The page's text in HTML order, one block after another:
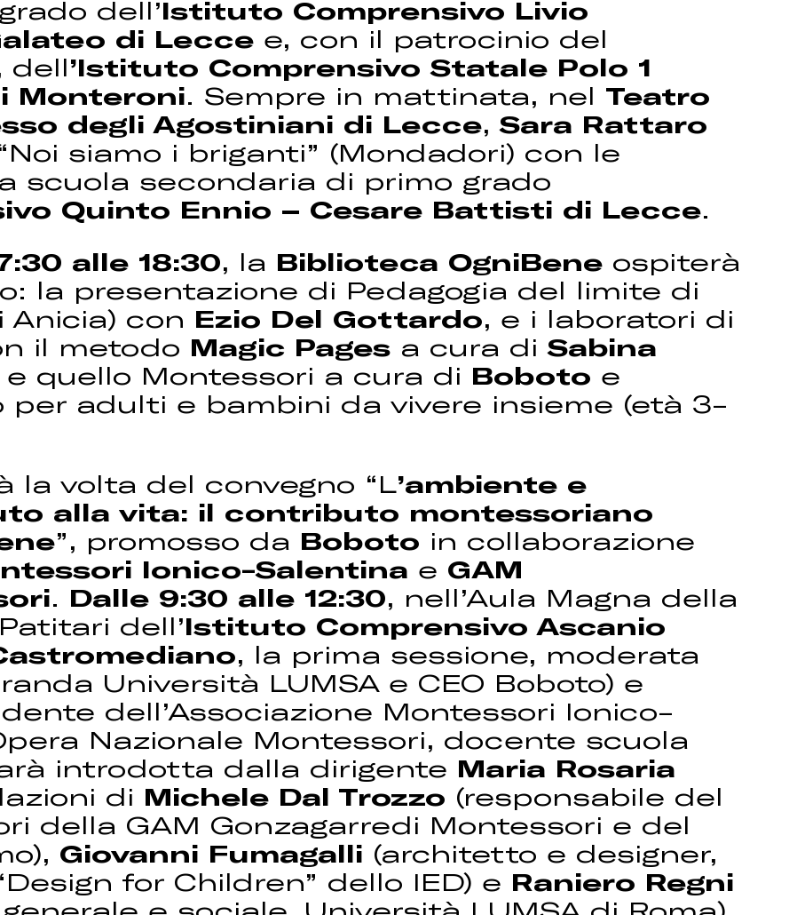
dell’Istituto Comprensivo Livio
di Lecce e, con il patrocinio del
dell’Istituto Comprensivo Statale Polo 1
Monteroni. Sempre in mattinata, nel Teatro
degli Agostiniani di Lecce,Sara Rattaro
siamo i briganti” (Mondadori) con le
scuola secondaria di primo grado
Quinto Ennio – Cesare Battisti di Lecce.
alle 18:30, la Biblioteca OgniBene ospiterà
la presentazione di Pedagogia del limite di
Anicia) con Ezio Del Gottardo, e i laboratori di
il metodo Magic Pages a cura diSabina
quello Montessori a cura di Boboto e
per adulti e bambini da vivere insieme (età 3-
la volta del convegno “L’ambiente e
alla vita: il contributo montessoriano
”, promosso da Boboto in collaborazione
Ionico-Salentina e GAM
. Dalle 9:30 alle 12:30, nell’Aula Magna della
dell’Istituto Comprensivo Ascanio
, la prima sessione, moderata
Università LUMSA e CEO Boboto) e
dell’Associazione Montessori Ionico-
Nazionale Montessori, docente scuola
introdotta dalla dirigente Maria Rosaria
di Michele Dal Trozzo (responsabile del
della GAM Gonzagarredi Montessori e del
Giovanni Fumagalli (architetto e designer,
for Children” dello IED) e Raniero Regni